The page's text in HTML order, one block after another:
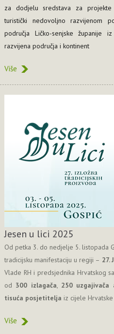
za dodjelu sredstava za projekte
turistički nedovoljno razvijenom
područja Ličko-senjske županije
razvijena područja i kontinent
Više
Jesen u lici 2025
Od petka 3. do nedjelje 5. listopada
tradicijsku manifestaciju u regiji – 27.
Vlade RH i predsjednika Hrvatskog
od 300 izlagača, 250 uzgajivača
tisuća posjetitelja iz cijele
Više